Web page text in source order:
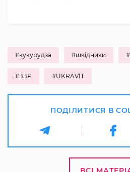
#кукурудза #шкідники
#ЗЗР #UKRAVIT
ПОДІЛИТИСЯ В